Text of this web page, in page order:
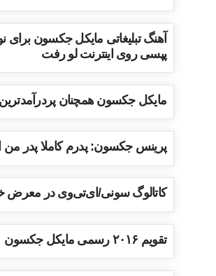
آهنگ تبلیغاتی مایکل جکسون برای
پپسی روی اینترنت لو رفت
مایکل جکسون همچنان
پرینس جکسون: پدرم کاملا پدر
کاتالوگ سونی/ای‌تی‌وی در معرض
تقویم ۲۰۱۶ رسمی مایکل جکسون